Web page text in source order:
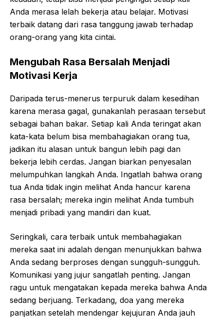
Anda merasa lelah bekerja atau belajar. Motivasi
terbaik datang dari rasa tanggung jawab terhadap
orang-orang yang kita cintai.
Mengubah Rasa Bersalah Menjadi
Motivasi Kerja
Daripada terus-menerus terpuruk dalam kesedihan
karena merasa gagal, gunakanlah perasaan tersebut
sebagai bahan bakar. Setiap kali Anda teringat akan
kata-kata belum bisa membahagiakan orang tua,
jadikan itu alasan untuk bangun lebih pagi dan
bekerja lebih cerdas. Jangan biarkan penyesalan
melumpuhkan langkah Anda. Ingatlah bahwa orang
tua Anda tidak ingin melihat Anda hancur karena
rasa bersalah; mereka ingin melihat Anda tumbuh
menjadi pribadi yang mandiri dan kuat.
Seringkali, cara terbaik untuk membahagiakan
mereka saat ini adalah dengan menunjukkan bahwa
Anda sedang berproses dengan sungguh-sungguh.
Komunikasi yang jujur sangatlah penting. Jangan
ragu untuk mengatakan kepada mereka bahwa Anda
sedang berjuang. Terkadang, doa yang mereka
panjatkan setelah mendengar kejujuran Anda jauh